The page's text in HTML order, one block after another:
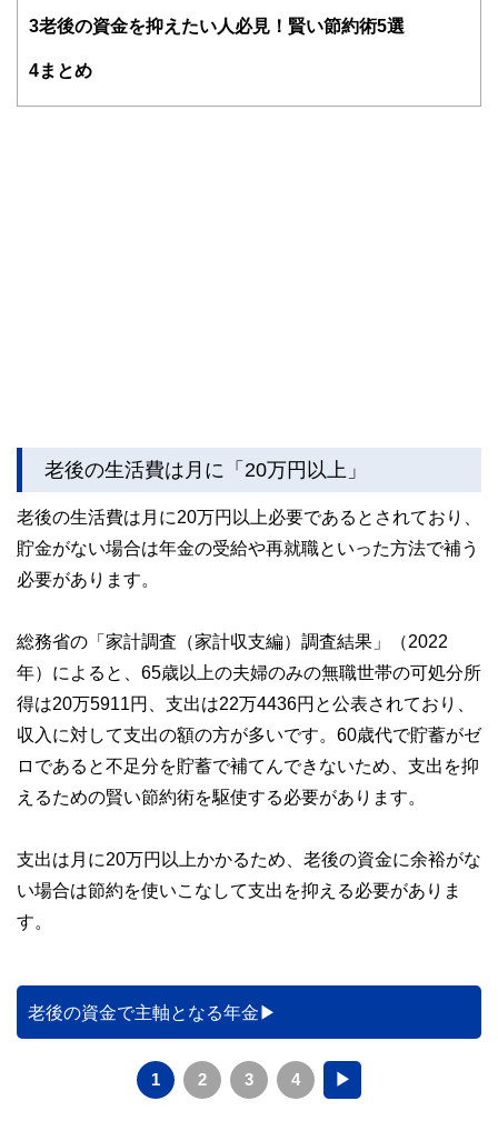
士、行政書士、投資アナリスト、キャリアコンサルタントな
3老後の資金を抑えたい人必見！賢い節約術5選
4まとめ
老後の生活費は月に「20万円以上」
老後の生活費は月に20万円以上必要であるとされており、
貯金がない場合は年金の受給や再就職といった方法で補う
必要があります。
総務省の「家計調査（家計収支編）調査結果」（2022
年）によると、65歳以上の夫婦のみの無職世帯の可処分所
得は20万5911円、支出は22万4436円と公表されており、
収入に対して支出の額の方が多いです。60歳代で貯蓄がゼ
ロであると不足分を貯蓄で補てんできないため、支出を抑
えるための賢い節約術を駆使する必要があります。
支出は月に20万円以上かかるため、老後の資金に余裕がな
い場合は節約を使いこなして支出を抑える必要がありま
す。
老後の資金で主軸となる年金
1 2 3 4 ▶